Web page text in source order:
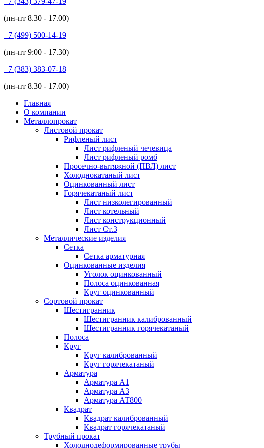
(пн-пт 8.30 - 17.00)
+7 (499) 500-14-19
(пн-пт 9:00 - 17.30)
+7 (383) 383-07-18
(пн-пт 8.30 - 17.00)
Главная
О компании
Металлопрокат
Листовой прокат
Рифленый лист
Лист рифленый чечевица
Лист рифленый ромб
Просечно-вытяжной (ПВЛ) лист
Холоднокатаный лист
Оцинкованный лист
Горячекатаный лист
Лист низколегированный
Лист котельный
Лист конструкционный
Лист Ст.3
Металлические изделия
Сетка
Сетка арматурная
Оцинкованные изделия
Уголок оцинкованный
Полоса оцинкованная
Круг оцинкованный
Сортовой прокат
Шестигранник
Шестигранник калиброванный
Шестигранник горячекатаный
Полоса
Круг
Круг калиброванный
Круг горячекатаный
Арматура
Арматура А1
Арматура А3
Арматура АТ800
Квадрат
Квадрат калиброванный
Квадрат горячекатаный
Трубный прокат
Холоднодеформированные трубы